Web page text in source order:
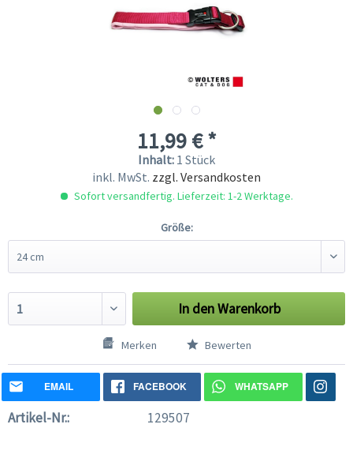
11,99 € *
Inhalt: 1 Stück
inkl. MwSt. zzgl. Versandkosten
Sofort versandfertig. Lieferzeit: 1-2 Werktage.
Größe:
In denWarenkorb
Merken Bewerten
EMAIL FACEBOOK WHATSAPP
Artikel-Nr.: 129507